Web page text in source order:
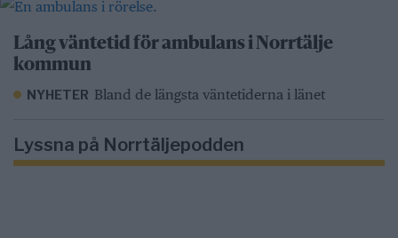
Lång väntetid för ambulans i Norrtälje
kommun
NYHETER Bland de längsta väntetiderna i länet
Lyssna på Norrtäljepodden